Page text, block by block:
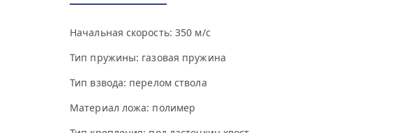
Начальная скорость: 350 м/с
Тип пружины: газовая пружина
Тип взвода: перелом ствола
Материал ложа: полимер